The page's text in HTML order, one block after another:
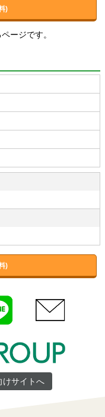
)
ージです。
)
けサイトへ